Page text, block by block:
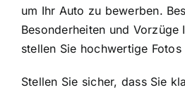
um Ihr Auto zu bewerben.
Besonderheiten und Vorzüge
stellen Sie hochwertige
Stellen Sie sicher, dass Sie